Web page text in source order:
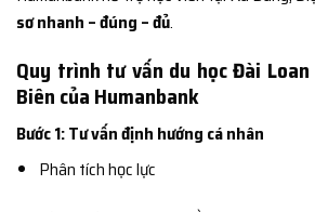
sơ nhanh – đúng – đủ.
Quy trình tư vấn du học Đài
Biên của Humanbank
Bước 1: Tư vấn định hướng cá nhân
Phân tích học lực